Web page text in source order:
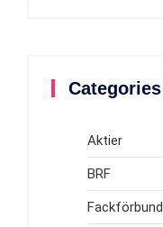
Categories
Aktier
BRF
Fackförbund